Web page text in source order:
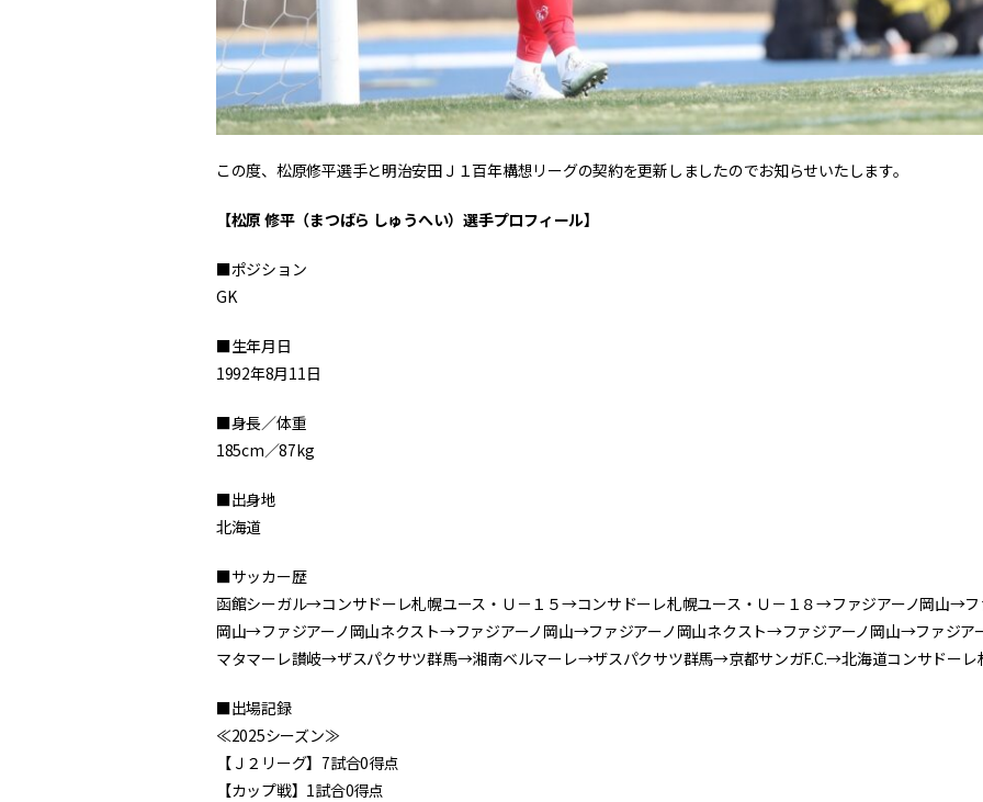
この度、松原修平選手と明治安田Ｊ１百年構想リーグの契約を更新しましたのでお知らせいたします。
【松原 修平（まつばら しゅうへい）選手プロフィール】
■ポジション
GK
■生年月日
1992年8月11日
■身長／体重
185cm／87kg
■出身地
北海道
■サッカー歴
函館シーガル→コンサドーレ札幌ユース・Ｕ－１５→コンサドーレ札幌ユース・Ｕ－１８→ファジアーノ岡山→
岡山→ファジアーノ岡山ネクスト→ファジアーノ岡山→ファジアーノ岡山ネクスト→ファジアーノ岡山→ファジ
マタマーレ讃岐→ザスパクサツ群馬→湘南ベルマーレ→ザスパクサツ群馬→京都サンガF.C.→北海道コンサドーレ
■出場記録
≪2025シーズン≫
【Ｊ２リーグ】7試合0得点
【カップ戦】1試合0得点